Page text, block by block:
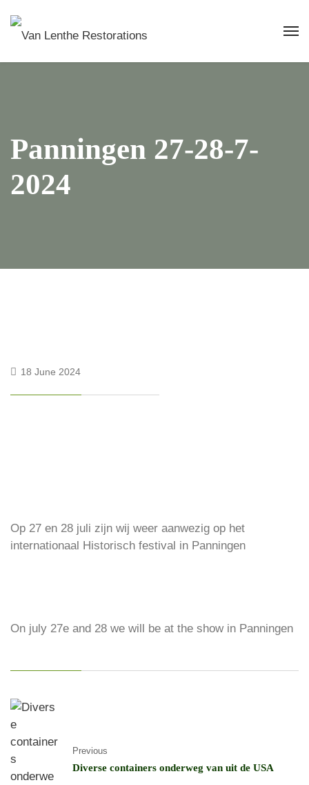
Panningen 27-28-7-
2024
18 June 2024
Op 27 en 28 juli zijn wij weer aanwezig op het
internationaal Historisch festival in Panningen
On july 27e and 28 we will be at the show in Panningen
Previous
Diverse containers onderweg van uit de USA